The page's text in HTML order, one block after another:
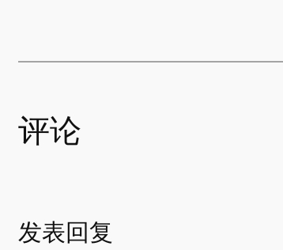
评论
发表回复